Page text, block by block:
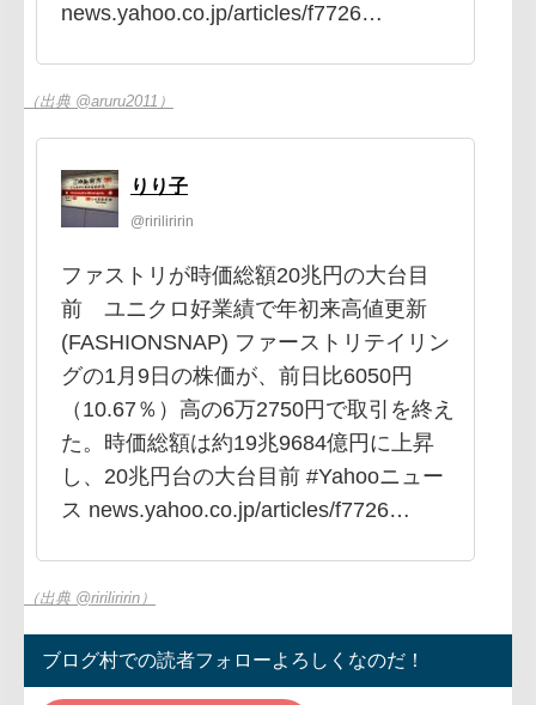
news.yahoo.co.jp/articles/f7726…
（出典 @aruru2011）
りり子
@ririliririn
ファストリが時価総額20兆円の大台目
前 ユニクロ好業績で年初来高値更新
(FASHIONSNAP) ファーストリテイリン
グの1月9日の株価が、前日比6050円
（10.67％）高の6万2750円で取引を終え
た。時価総額は約19兆9684億円に上昇
し、20兆円台の大台目前 #Yahooニュー
ス news.yahoo.co.jp/articles/f7726…
（出典 @ririliririn）
ブログ村での読者フォローよろしくなのだ！